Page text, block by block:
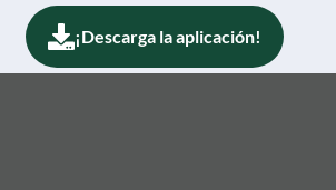
¡Descarga la aplicación!